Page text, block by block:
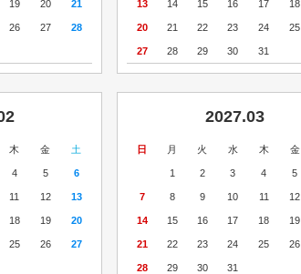
19 20 21
26 27 28
13 14 15 16 17 18
20 21 22 23 24 25
27 28 29 30 31
木 金 土
4 5 6
11 12 13
18 19 20
25 26 27
2027.03
日 月 火 水 木 金
1 2 3 4 5
7 8 9 10 11 12
14 15 16 17 18 19
21 22 23 24 25 26
28 29 30 31